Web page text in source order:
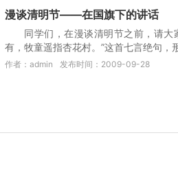
漫谈清明节——在国旗下的讲话
同学们，在漫谈清明节之前，请
有，牧童遥指杏花村。”这首七言绝句，
作者：admin 发布时间：2009-09-28